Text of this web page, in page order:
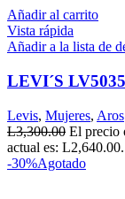
Añadir al carrito
Vista rápida
Añadir a la lista de
LEVI´S LV5035
Levis, Mujeres, Aros
L3,300.00 El precio
actual es: L2,640.00.
-30%Agotado